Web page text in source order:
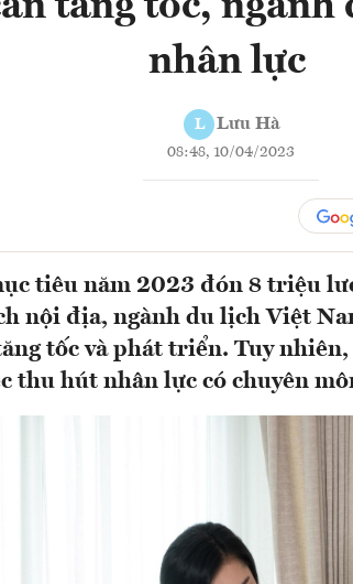
nhân lực
L Lưu Hà
08:48, 10/04/2023
tiêu năm 2023 đón 8 triệu
nội địa, ngành du lịch Việt
tốc và phát triển. Tuy
thu hút nhân lực có chuyên